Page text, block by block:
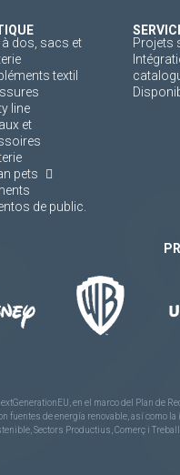
dos, sacs et
textil
line
et
pets
de public.
Projets
en el marco del Plan
fuentes de energía renovable, así
Sectors Productius, Comerç i Treball.